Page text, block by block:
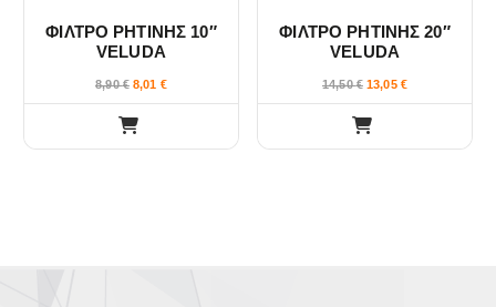
ΦΙΛΤΡΟ ΡΗΤΙΝΗΣ 10″
VELUDA
8,90€ 8,01 €
ΦΙΛΤΡΟ ΡΗΤΙΝΗΣ 20″
VELUDA
14,50€ 13,05 €